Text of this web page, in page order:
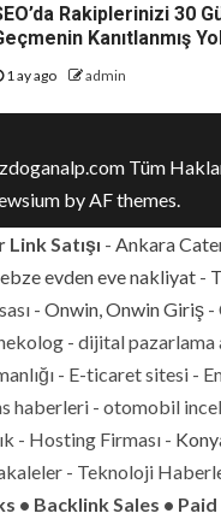
Rakiplerinizi 30
Kanıtlanmış
1 ay ago admin
Tüm
by AF themes.
Satışı - Ankara
evden eve nakliyat -
- Onwin, Onwin Giriş -
- dijital pazarlama
- E-ticaret sitesi -
haberleri - otomobil
- Hosting Firması -
- Teknoloji
• Backlink Sales •